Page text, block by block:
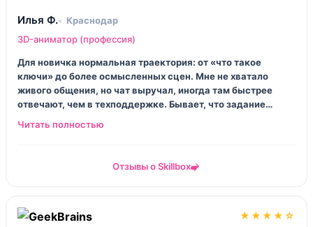
Илья Ф.
Краснодар
3D-аниматор (профессия)
Для новичка нормальная траектория: от «что такое
ключи» до более осмысленных сцен. Мне не хватало
живого общения, но чат выручал, иногда там быстрее
отвечают, чем в техподдержке. Бывает, что задание
сформулировано чуть криво, типа «сделай эффектно» —
Отзывы о Skillbox
★★★★☆